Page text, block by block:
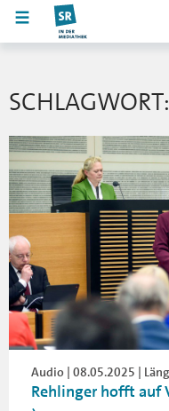
Audio | 08.05.2025 |
Rehlinger hofft auf